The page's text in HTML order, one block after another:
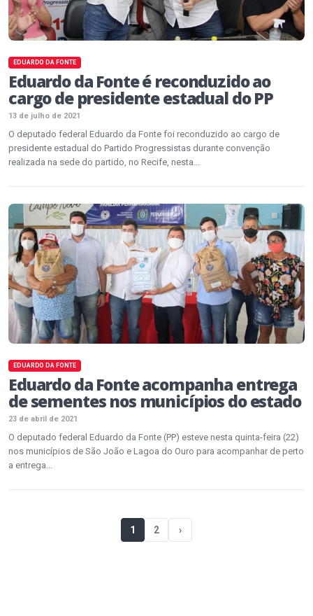
EDUARDO DA FONTE
Eduardo da Fonte é reconduzido ao
cargo de presidente estadual do PP
13 de julho de 2021
O deputado federal Eduardo da Fonte foi reconduzido ao cargo de
presidente estadual do Partido Progressistas durante convenção
realizada na sede do partido, no Recife, nesta...
EDUARDO DA FONTE
Eduardo da Fonte acompanha entrega
de sementes nos municípios do estado
23 de abril de 2021
O deputado federal Eduardo da Fonte (PP) esteve nesta quinta-feira (22)
nos municípios de São João e Lagoa do Ouro para acompanhar de perto
a entrega...
1 2 ›